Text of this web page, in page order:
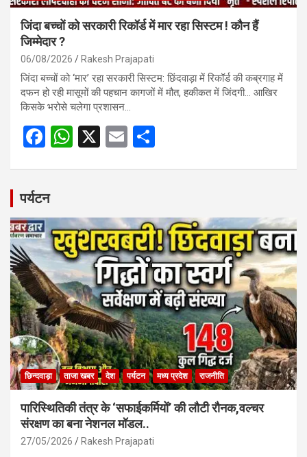
जिंदा बच्चों को सरकारी रिकॉर्ड में मार रहा सिस्टम ! कौन हैं
जिम्मेदार ?
06/08/2026 Rakesh Prajapati
जिंदा बच्चों को ‘मार’ रहा सरकारी सिस्टम: छिंदवाड़ा में रिकॉर्ड की कब्रगाह में
दफन हो रही मासूमों की पहचान कागजों में मौत, हकीकत में जिंदगी… आखिर
किसके भरोसे चलेगा प्रशासन…
F
b
o
o
k
W
A
p
p
X
E
पर्यटन
छिन्दवाड़ा ताजा खबर देश पर्यटन मध्य प्रदेश राजनीति
पारिस्थितिकी तंत्र के ‘सफाईकर्मियों’ की लौटी रौनक,वल्चर
संरक्षण का बना नेशनल मॉडल..
27/05/2026 Rakesh Prajapati